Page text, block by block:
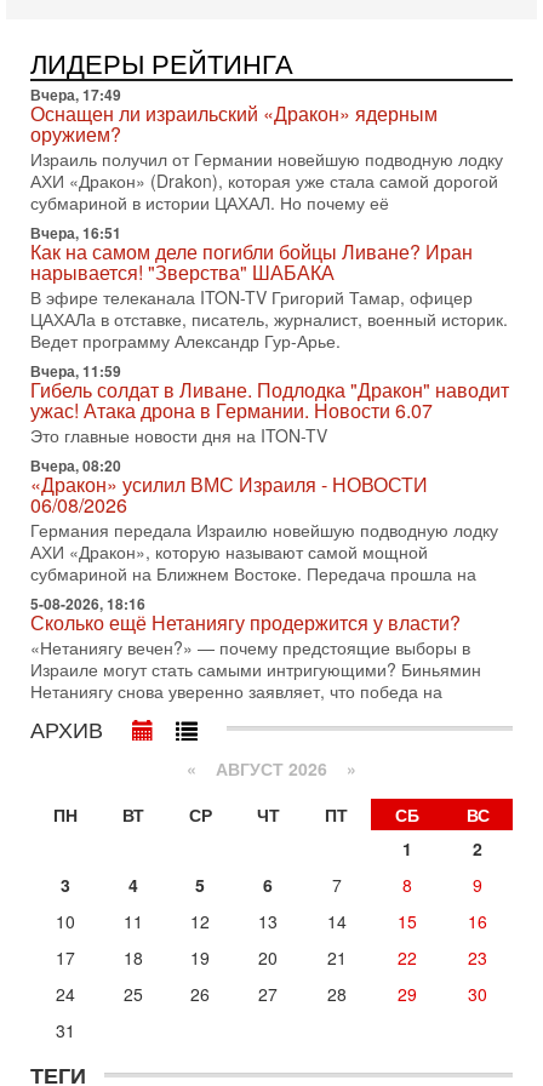
Тайны закрытых дверей: о чём на самом деле
молчат Трамп и Нетаньяху?
Недавний визит премьер-министра Израиля Биньямина
Нетаньяху в США и его встреча с Дональдом Трампом
оставили больше вопросов, чем ответов. Полная
31-07-2026, 15:18
Иран готовит покушение на Нетаниягу! Трамп не
хочет эскалации, но КСИР готовит взрыв!
В эфире телеканала ITON-TV СЕРГЕЙ МИГДАЛЬ, эксперт
по вопросам безопасности, офицер запаса
Международного управления полиции Израиля, автор
31-07-2026, 09:02
Битва за разоружение ХАМАСа - НОВОСТИ
31/07/2026
Сегодня президент США Дональд Трамп заявил о
достижении исторического соглашения о полном
разоружении ХАМАСа и других вооруженных группировок в
30-07-2026, 17:59
Иран доведет Трампа до крайних мер? Разбор и
оценка от военного обозревателя Давида Шарпа
Ситуация вокруг противостояния Ирана и США накаляется
с каждым днем. Почему Трамп в самый последний момент
отменил решение о нанесении тяжелых ударов
30-07-2026, 16:54
Покупатель авиакомпании «Аркия» намерен
запретить полеты по субботам!
Вокруг возможной продажи авиакомпании «Аркия»
разгорается громкий конфликт.
30-07-2026, 08:16
Трамп готовит удар по Ирану - НОВОСТИ 30/07/2026
Президент США Дональд Трамп сегодня рассматривает
возможность масштабной военной операции против Ирана
после ракетной атаки на американскую базу в
Израиль меняет курс
В эфире телеканала ITON-TV политолог Цви Маген,
дипломат, в прошлом - старший офицер военной разведки
АМАН, глава спецслужбы "Натив", ‎Чрезвычайный и
Вчера, 17:49
оружием?
АХИ «Дракон» (Drakon), которая уже стала самой дорогой
ЛИДЕРЫ РЕЙТИНГА
Вчера, 17:49
Оснащен ли израильский «Дракон» ядерным
оружием?
Израиль получил от Германии новейшую подводную лодку
АХИ «Дракон» (Drakon), которая уже стала самой дорогой
субмариной в истории ЦАХАЛ. Но почему её
Вчера, 16:51
Как на самом деле погибли бойцы Ливане? Иран
нарывается! "Зверства" ШАБАКА
В эфире телеканала ITON-TV Григорий Тамар, офицер
ЦАХАЛа в отставке, писатель, журналист, военный историк.
Ведет программу Александр Гур-Арье.
Вчера, 11:59
Гибель солдат в Ливане. Подлодка "Дракон" наводит
ужас! Атака дрона в Германии. Новости 6.07
Это главные новости дня на ITON-TV
Вчера, 08:20
«Дракон» усилил ВМС Израиля - НОВОСТИ
06/08/2026
Германия передала Израилю новейшую подводную лодку
АХИ «Дракон», которую называют самой мощной
субмариной на Ближнем Востоке. Передача прошла на
5-08-2026, 18:16
Сколько ещё Нетаниягу продержится у власти?
«Нетаниягу вечен?» — почему предстоящие выборы в
Израиле могут стать самыми интригующими? Биньямин
Нетаниягу снова уверенно заявляет, что победа на
АРХИВ
« АВГУСТ 2026 »
ПН
ВТ СР ЧТ ПТ СБ
ВС
1
2
3
4 5 6 7 8
9
10
11 12 13 14 15
16
17
18 19 20 21 22
23
24
25 26 27 28 29
30
31
ТЕГИ